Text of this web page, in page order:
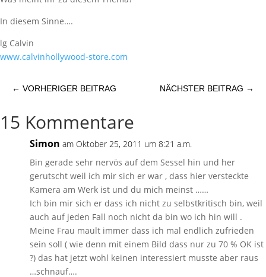
In diesem Sinne….
lg Calvin
www.calvinhollywood-store.com
← VORHERIGER BEITRAG NÄCHSTER BEITRAG →
15 Kommentare
Simon am Oktober 25, 2011 um 8:21 a.m.
Bin gerade sehr nervös auf dem Sessel hin und her
gerutscht weil ich mir sich er war , dass hier versteckte
Kamera am Werk ist und du mich meinst ……
Ich bin mir sich er dass ich nicht zu selbstkritisch bin, weil
auch auf jeden Fall noch nicht da bin wo ich hin will .
Meine Frau mault immer dass ich mal endlich zufrieden
sein soll ( wie denn mit einem Bild dass nur zu 70 % OK ist
?) das hat jetzt wohl keinen interessiert musste aber raus
…schnauf….